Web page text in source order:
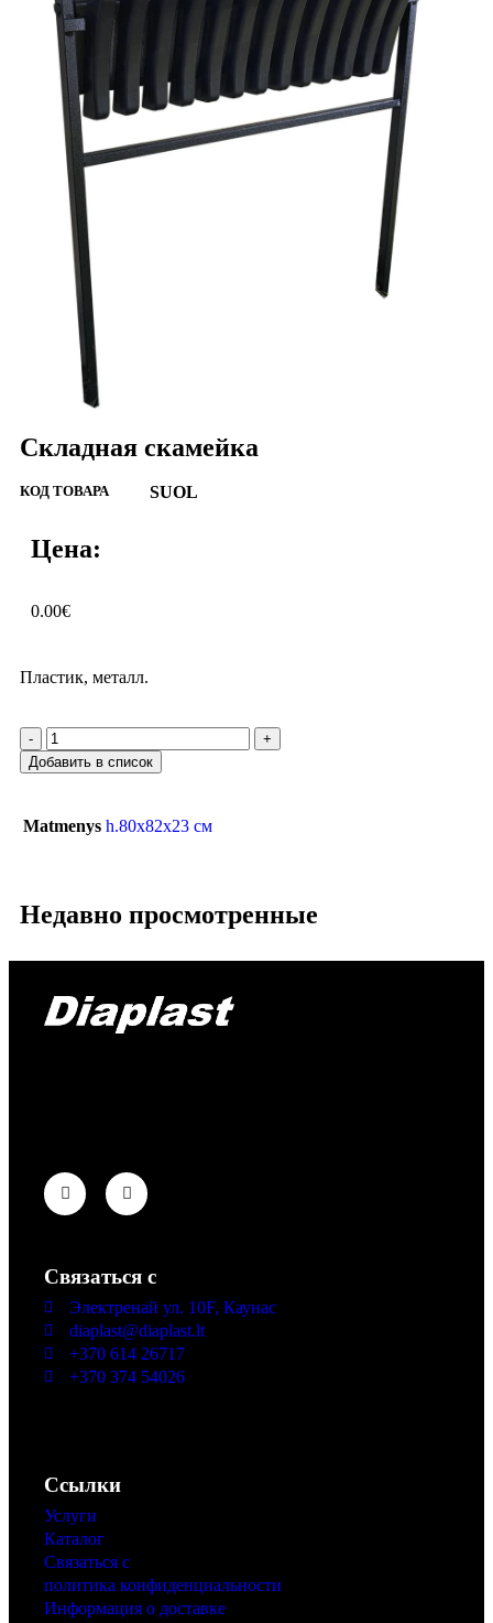
Складная скамейка
КОД ТОВАРА SUOL
Цена:
0.00€
Пластик, металл.
-
+
Добавить в список
Matmenys h.80x82x23 см
Недавно просмотренные
Связаться с
Электренай ул. 10F, Каунас
diaplast@diaplast.lt
+370 614 26717
+370 374 54026
Ссылки
Услуги
Каталог
Связаться с
политика конфиденциальности
Информация о доставке